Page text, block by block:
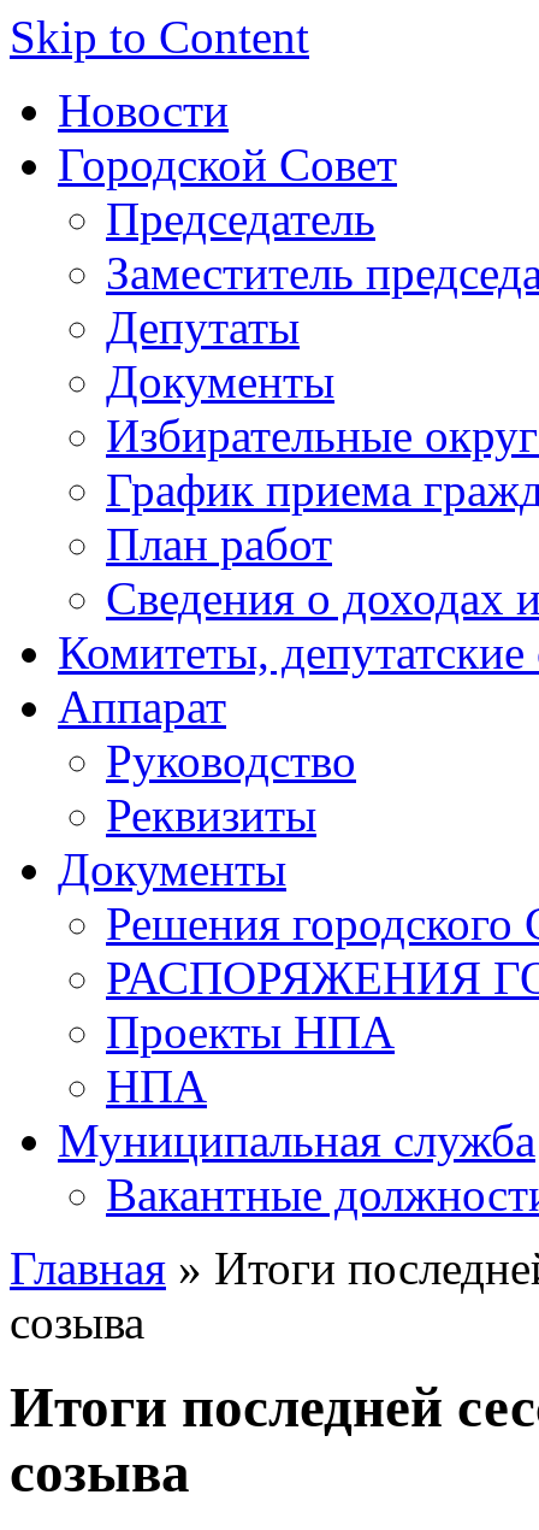
Skip to Content
Новости
Городской Совет
Председатель
Заместитель
Депутаты
Документы
Избирательные
График приема
План работ
Сведения о доходах
Комитеты,
Аппарат
Руководство
Реквизиты
Документы
Решения городского
РАСПОРЯЖЕНИЯ
Проекты НПА
НПА
Муниципальная служба
Вакантные
Главная » Итоги
созыва
Итоги последней
созыва